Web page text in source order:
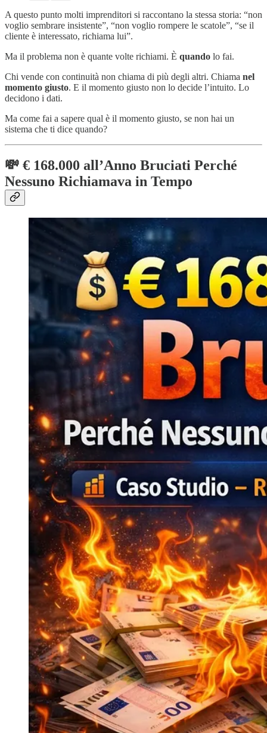
A questo punto molti imprenditori si raccontano la stessa storia: “non
voglio sembrare insistente”, “non voglio rompere le scatole”, “se il
cliente è interessato, richiama lui”.
Ma il problema non è quante volte richiami. È quando lo fai.
Chi vende con continuità non chiama di più degli altri. Chiama nel
momento giusto. E il momento giusto non lo decide l’intuito. Lo
decidono i dati.
Ma come fai a sapere qual è il momento giusto, se non hai un
sistema che ti dice quando?
💸 € 168.000 all’Anno Bruciati Perché
Nessuno Richiamava in Tempo